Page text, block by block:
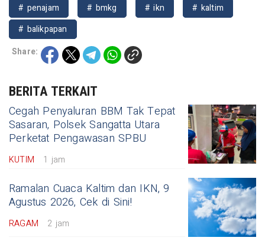
# penajam # bmkg # ikn
# kaltim
# balikpapan
Share:
BERITA TERKAIT
Cegah Penyaluran BBM Tak Tepat
Sasaran, Polsek Sangatta Utara
Perketat Pengawasan SPBU
KUTIM 1 jam
Ramalan Cuaca Kaltim dan IKN, 9
Agustus 2026, Cek di Sini!
RAGAM 2 jam